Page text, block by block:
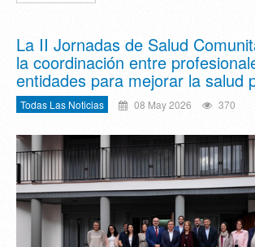
La II Jornadas de Salud
la coordinación entre
entidades para mejorar la salud
Todas Las Noticias 08 May 2026 370